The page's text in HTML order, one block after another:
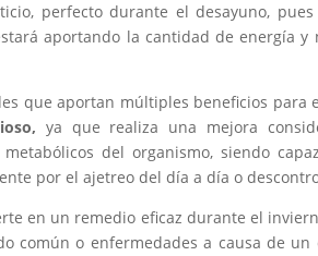
perfecto durante el desayuno,
aportando la cantidad de energía
que aportan múltiples beneficios
ya que realiza una mejora
del organismo, siendo
por el ajetreo del día a día o
en un remedio eficaz durante el
común o enfermedades a causa de